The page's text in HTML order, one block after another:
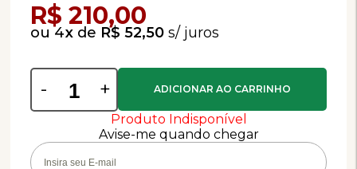
R$ 210,00
4x de R$ 52,50
- +
Produto Indisponível
Avise-me quando chegar